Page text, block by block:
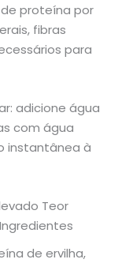
proteína por
fibras
para
adicione água
com água
instantânea à
Teor
de ervilha,